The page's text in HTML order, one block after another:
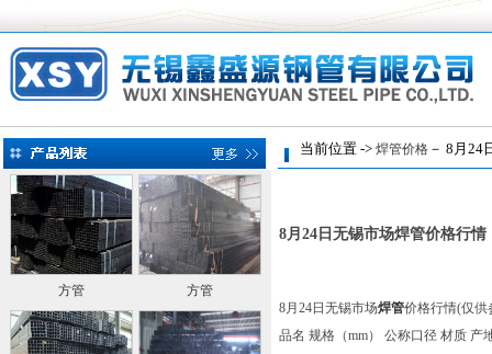
方管 方管
当前位置 -> 焊管价格 － 8月24
8月24日无锡市场焊管价格行情
8月24日无锡市场焊管价格行情(仅供
品名 规格（mm） 公称口径 材质 产